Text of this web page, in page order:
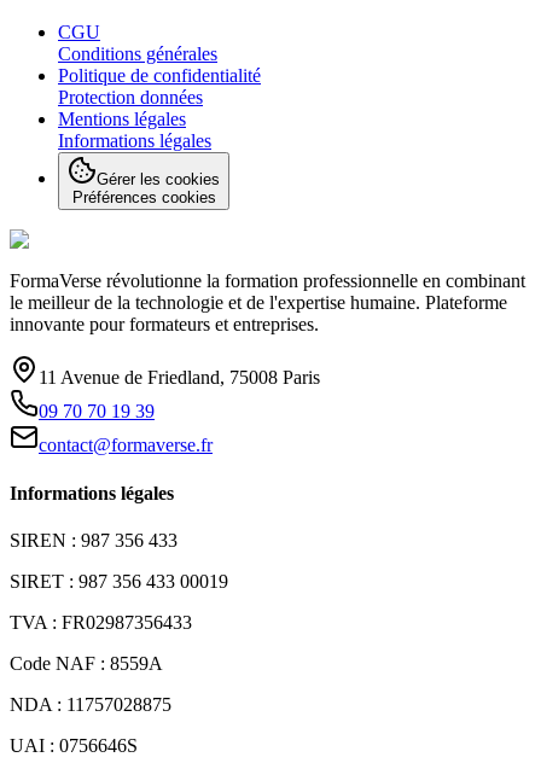
CGU
Conditions générales
Politique de confidentialité
Protection données
Mentions légales
Informations légales
Gérer les cookies
Préférences cookies
FormaVerse révolutionne la formation professionnelle en combinant
le meilleur de la technologie et de l'expertise humaine. Plateforme
innovante pour formateurs et entreprises.
11 Avenue de Friedland, 75008 Paris
09 70 70 19 39
contact@formaverse.fr
Informations légales
SIREN : 987 356 433
SIRET : 987 356 433 00019
TVA : FR02987356433
Code NAF : 8559A
NDA : 11757028875
UAI : 0756646S